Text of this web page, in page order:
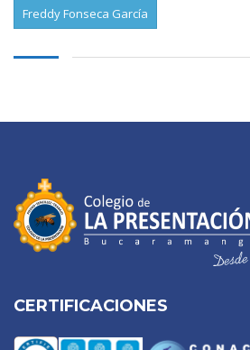
Freddy Fonseca García
CERTIFICACIONES